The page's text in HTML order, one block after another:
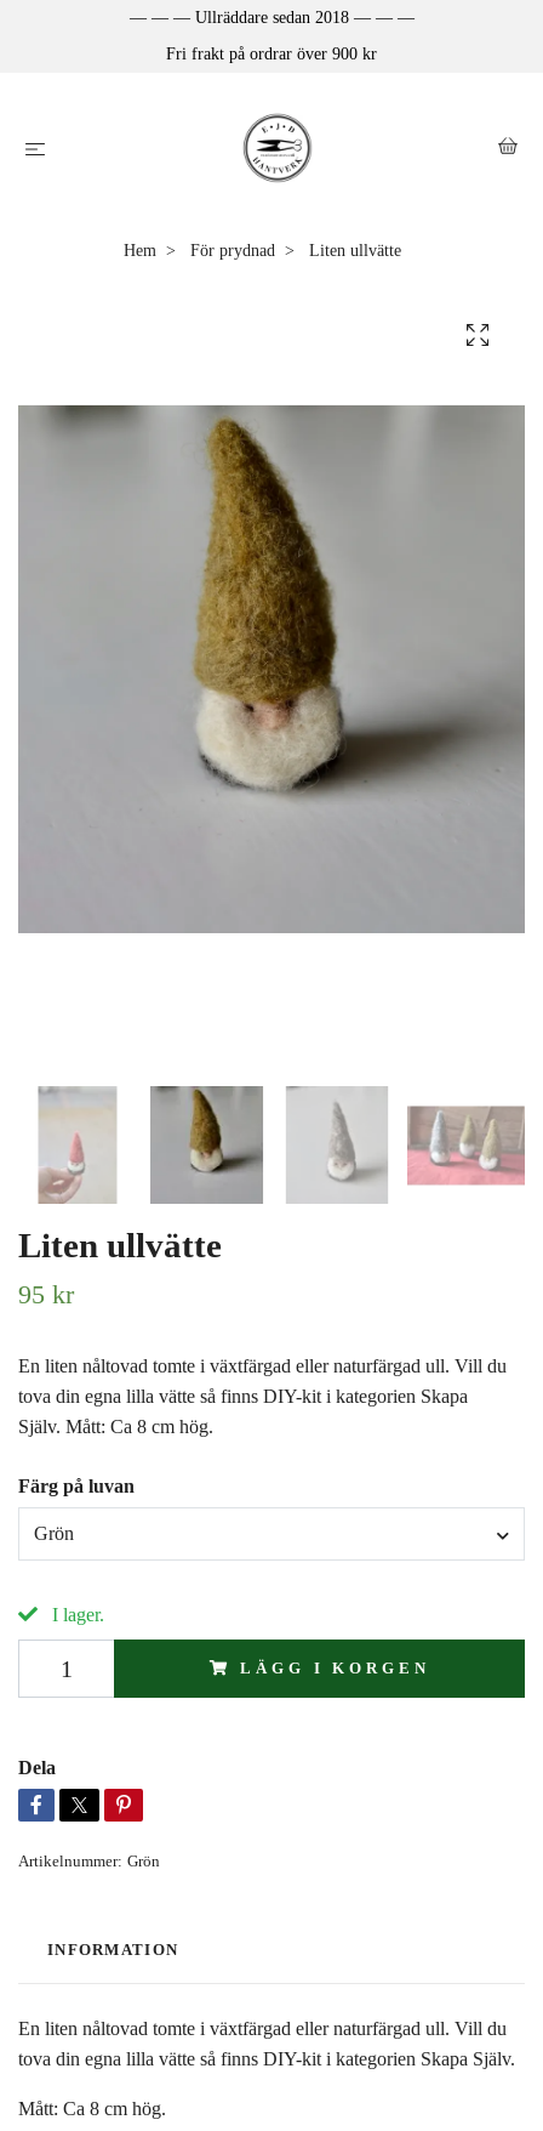
— — — Ullräddare sedan 2018 — — —
Fri frakt på ordrar över 900 kr
Hem För prydnad Liten ullvätte
Liten ullvätte
95 kr
En liten nåltovad tomte i växtfärgad eller naturfärgad ull. Vill du
tova din egna lilla vätte så finns DIY-kit i kategorien Skapa
Själv. Mått: Ca 8 cm hög.
Färg på luvan
Grön
I lager.
LÄGG I KORGEN
Dela
Artikelnummer: Grön
INFORMATION
En liten nåltovad tomte i växtfärgad eller naturfärgad ull. Vill du
tova din egna lilla vätte så finns DIY-kit i kategorien Skapa Själv.
Mått: Ca 8 cm hög.